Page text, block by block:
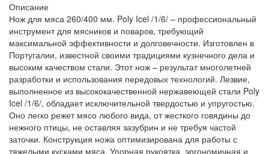
Описание
Нож для мяса 260/400 мм. Poly Icel /1/6/ – профессиональный
инструмент для мясников и поваров, требующий
максимальной эффективности и долговечности. Изготовлен в
Португалии, известной своими традициями кузнечного дела и
высоким качеством стали. Этот нож – результат многолетней
разработки и использования передовых технологий. Лезвие,
выполненное из высококачественной нержавеющей стали Poly
Icel /1/6/, обладает исключительной твердостью и упругостью.
Оно легко режет мясо любого вида, от жесткого говядины до
нежного птицы, не оставляя зазубрин и не требуя частой
заточки. Конструкция ножа оптимизирована для работы с
тяжелыми кусками мяса. Упорная рукоятка, эргономичная и